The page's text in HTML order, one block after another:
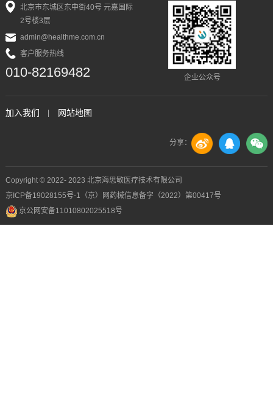
北京市东城区东中街40号 元嘉国际
2号楼3层
admin@healthme.com.cn
客户服务热线
010-82169482 企业公众号
加入我们 网站地图
分享：
Copyright © 2022- 2023 北京海思敏医疗技术有限公司
京ICP备19028155号-1 （京）网药械信息备字（2022）第00417号
京公网安备11010802025518号